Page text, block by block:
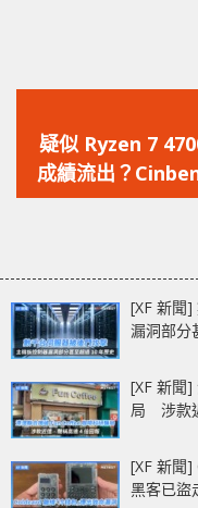
一
篇
文
疑似 Ryzen 7
成績流出？
R20 分數突破五
[XF 新聞
漏洞部分
[XF 新聞
局 涉款
[XF 新聞
黑客已盜